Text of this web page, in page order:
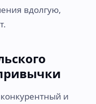
вдолгую,
и